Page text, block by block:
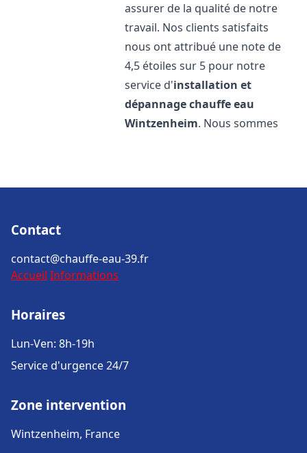
assurer de la qualité de notre
travail. Nos clients satisfaits
nous ont attribué une note de
4,5 étoiles sur 5 pour notre
service d'installation et
dépannage chauffe eau
Wintzenheim. Nous sommes
Contact
contact@chauffe-eau-39.fr
Accueil Informations
Horaires
Lun-Ven: 8h-19h
Service d'urgence 24/7
Zone intervention
Wintzenheim, France